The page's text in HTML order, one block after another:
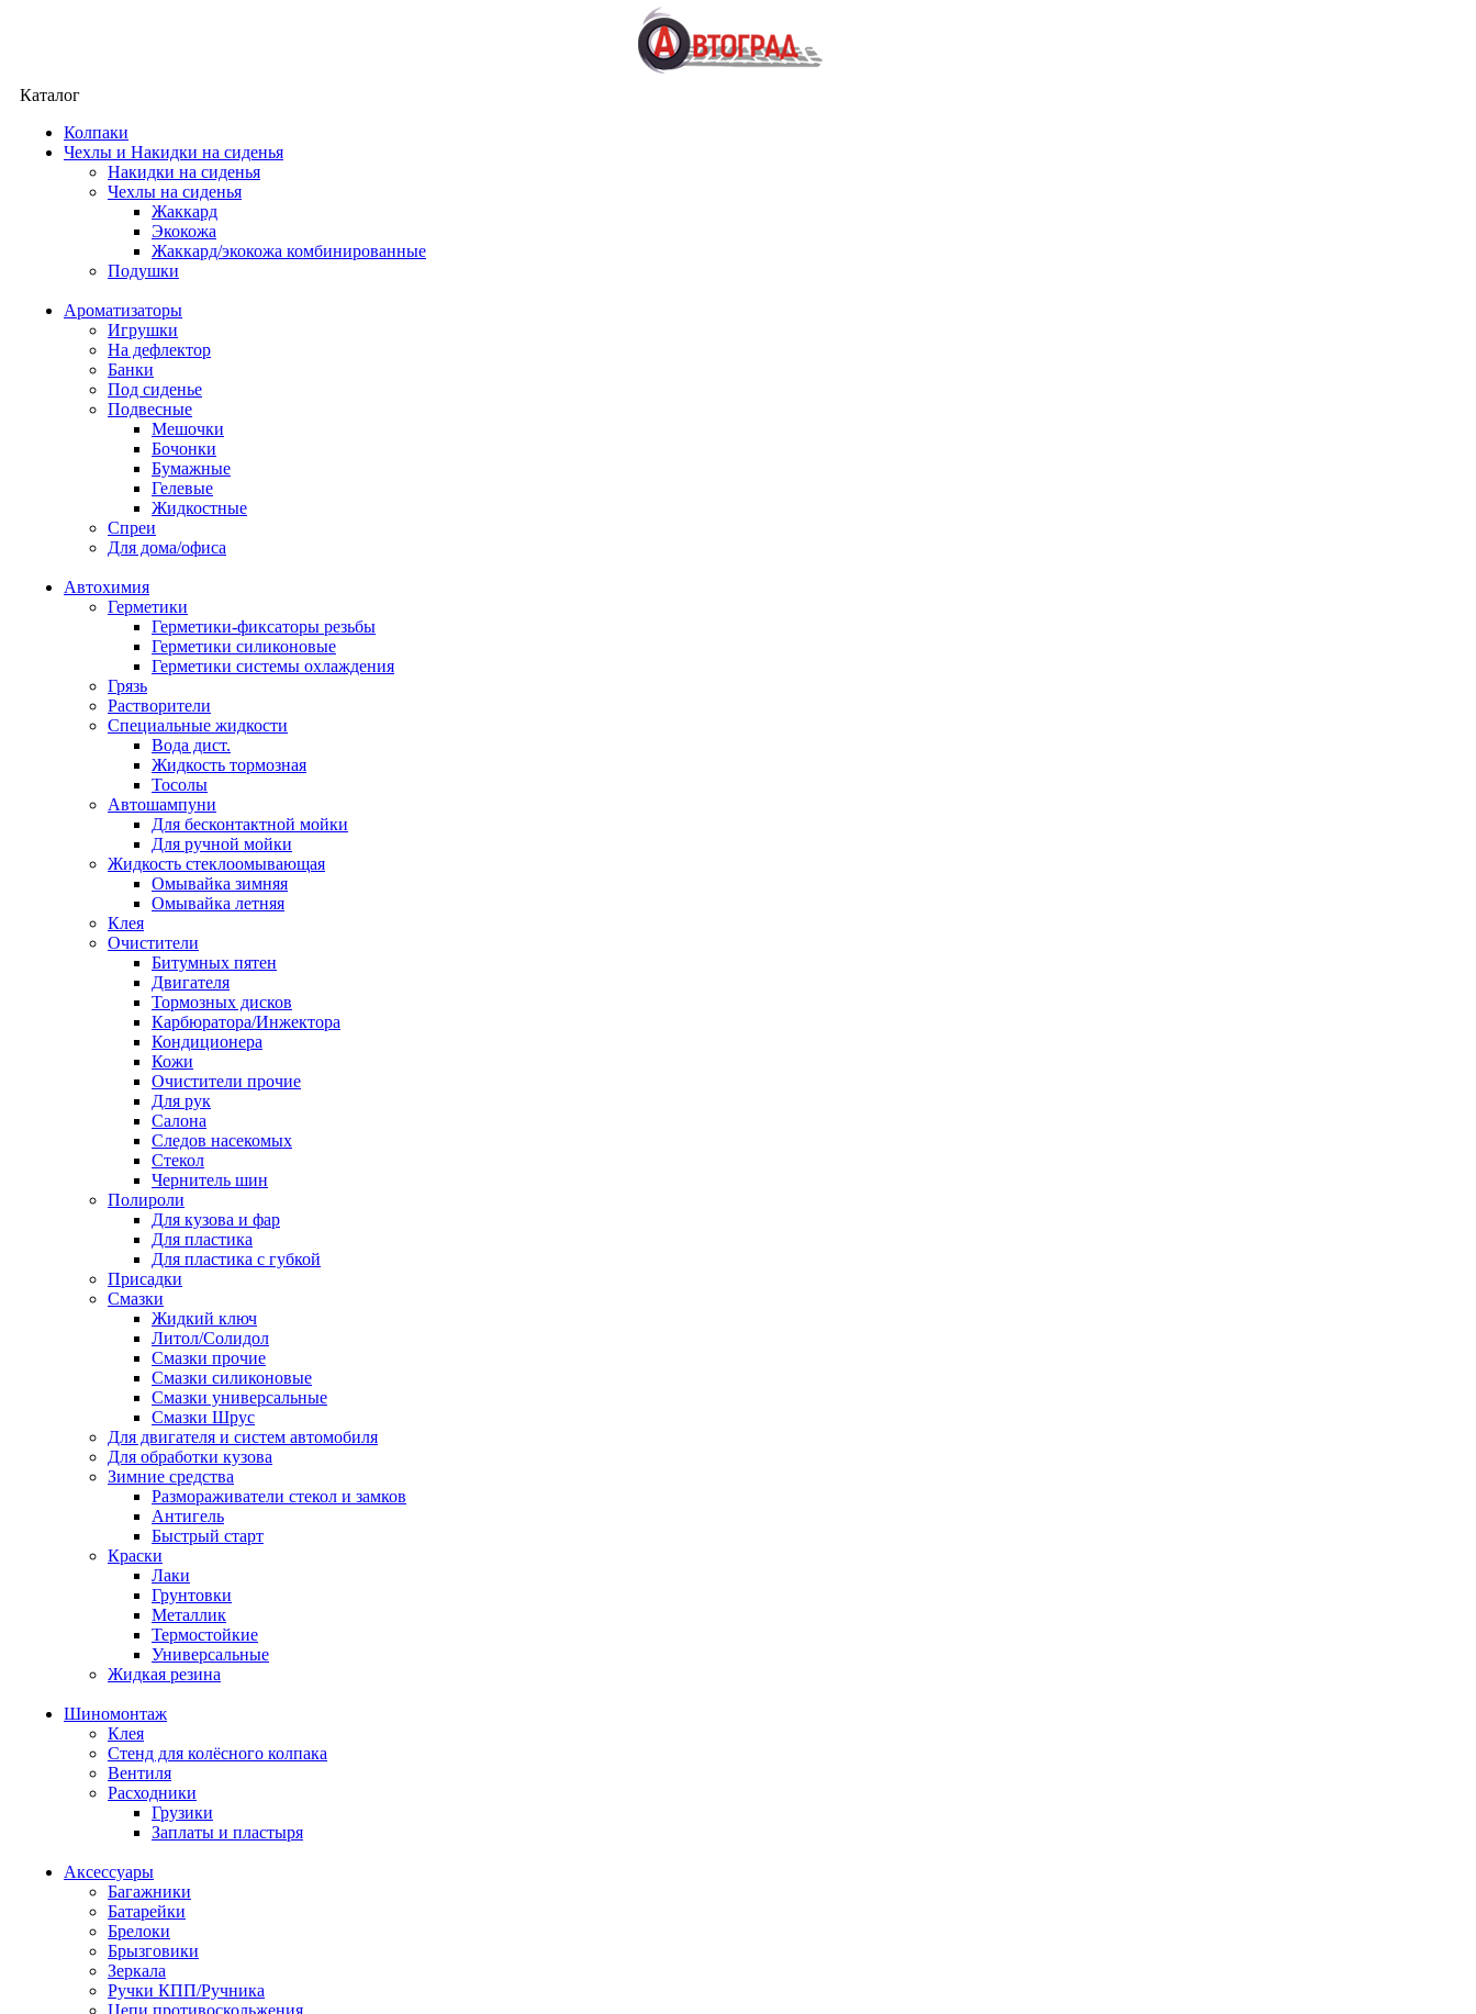
Каталог
Колпаки
Чехлы и Накидки на сиденья
Накидки на сиденья
Чехлы на сиденья
Жаккард
Экокожа
Жаккард/экокожа комбинированные
Подушки
Ароматизаторы
Игрушки
На дефлектор
Банки
Под сиденье
Подвесные
Мешочки
Бочонки
Бумажные
Гелевые
Жидкостные
Спреи
Для дома/офиса
Автохимия
Герметики
Герметики-фиксаторы резьбы
Герметики силиконовые
Герметики системы охлаждения
Грязь
Растворители
Специальные жидкости
Вода дист.
Жидкость тормозная
Тосолы
Автошампуни
Для бесконтактной мойки
Для ручной мойки
Жидкость стеклоомывающая
Омывайка зимняя
Омывайка летняя
Клея
Очистители
Битумных пятен
Двигателя
Тормозных дисков
Карбюратора/Инжектора
Кондиционера
Кожи
Очистители прочие
Для рук
Салона
Следов насекомых
Стекол
Чернитель шин
Полироли
Для кузова и фар
Для пластика
Для пластика с губкой
Присадки
Смазки
Жидкий ключ
Литол/Солидол
Смазки прочие
Смазки силиконовые
Смазки универсальные
Смазки Шрус
Для двигателя и систем автомобиля
Для обработки кузова
Зимние средства
Размораживатели стекол и замков
Антигель
Быстрый старт
Краски
Лаки
Грунтовки
Металлик
Термостойкие
Универсальные
Жидкая резина
Шиномонтаж
Клея
Стенд для колёсного колпака
Вентиля
Расходники
Грузики
Заплаты и пластыря
Аксессуары
Багажники
Батарейки
Брелоки
Брызговики
Зеркала
Ручки КПП/Ручника
Цепи противоскольжения